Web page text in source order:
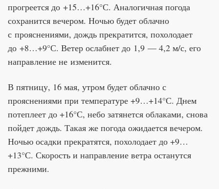
прогреется до +15…+16°С. Аналогичная погода
сохранится вечером. Ночью будет облачно
с прояснениями, дождь прекратится, похолодает
до +8…+9°С. Ветер ослабнет до 1,9 — 4,2 м/с, его
направление не изменится.
В пятницу, 16 мая, утром будет облачно с
прояснениями при температуре +9…+14°С. Днем
потеплеет до +16°С, небо затянется облаками, снова
пойдет дождь. Такая же погода ожидается вечером.
Ночью осадки прекратятся, похолодает до +9…
+13°С. Скорость и направление ветра останутся
прежними.